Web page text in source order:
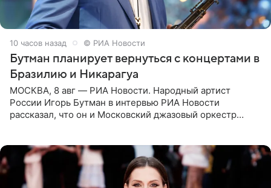
10 часов назад © РИА Новости
Бутман планирует вернуться с концертами в
Бразилию и Никарагуа
МОСКВА, 8 авг — РИА Новости. Народный артист
России Игорь Бутман в интервью РИА Новости
рассказал, что он и Московский джазовый оркестр